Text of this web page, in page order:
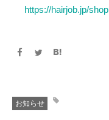
https://hairjob.jp/
お知らせ